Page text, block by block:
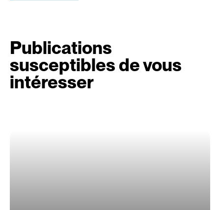
Publications
susceptibles de vous
intéresser